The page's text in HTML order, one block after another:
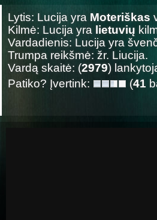
Lytis: Lucija yra Moteriškas
Kilmė: Lucija yra lietuvių
Vardadienis: Lucija yra
Trumpa reikšmė: žr. Liucija.
Vardą skaitė: (2979)
Patiko? Įvertink:
(41